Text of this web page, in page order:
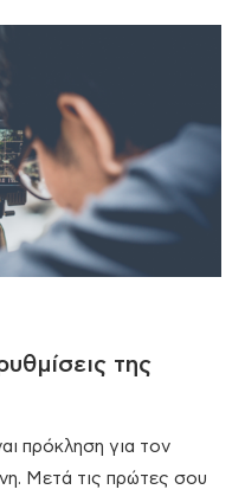
της
πρόκληση για τον
Μετά τις πρώτες σου